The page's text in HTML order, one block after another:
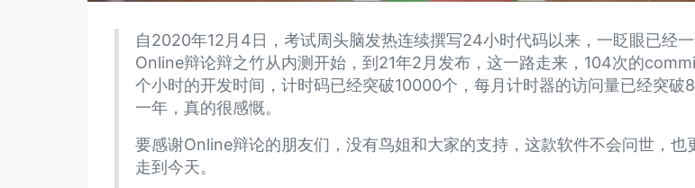
自2020年12月4日，考试周头脑发热连续撰写24小时代码以来，一眨眼已经一
Online辩论辩之竹从内测开始，到21年2月发布，这一路走来，104次的
个小时的开发时间，计时码已经突破10000个，每月计时器的访问量已经突破
一年，真的很感慨。
要感谢Online辩论的朋友们，没有鸟姐和大家的支持，这款软件不会问世，也
走到今天。